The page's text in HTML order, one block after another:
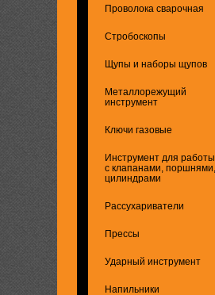
Проволока сварочная
Стробоскопы
Щупы и наборы щупов
Металлорежущий
инструмент
Ключи газовые
Инструмент для работы
с клапанами, поршнями,
цилиндрами
Рассухариватели
Прессы
Ударный инструмент
Напильники